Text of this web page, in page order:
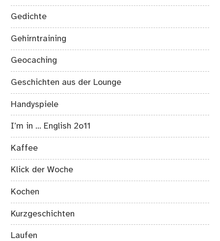
Gedichte
Gehirntraining
Geocaching
Geschichten aus der Lounge
Handyspiele
I’m in … English 2o11
Kaffee
Klick der Woche
Kochen
Kurzgeschichten
Laufen